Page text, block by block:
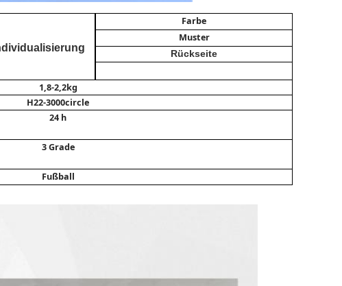
Farbe
Muster
Rückseite
1,8-2,2kg
H22-3000circle
24 h
3 Grade
Fußball